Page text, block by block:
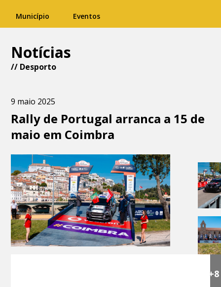
Município Eventos
Notícias
// Desporto
9 maio 2025
Rally de Portugal arranca a 15 de
maio em Coimbra
+8